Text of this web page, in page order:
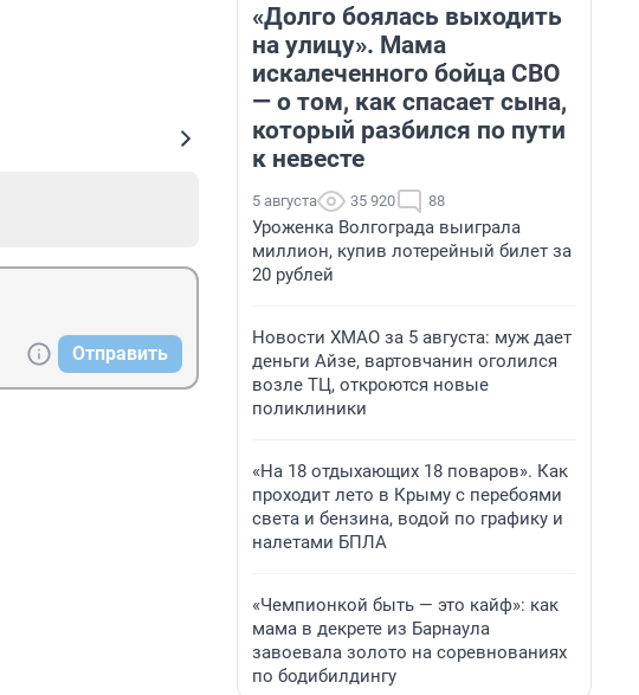
Отправить
«Долго боялась выходить
на улицу». Мама
искалеченного бойца СВО
— о том, как спасает сына,
который разбился по пути
к невесте
5 августа 35 920 88
Уроженка Волгограда выиграла
миллион, купив лотерейный билет за
20 рублей
Новости ХМАО за 5 августа: муж дает
деньги Айзе, вартовчанин оголился
возле ТЦ, откроются новые
поликлиники
«На 18 отдыхающих 18 поваров». Как
проходит лето в Крыму с перебоями
света и бензина, водой по графику и
налетами БПЛА
«Чемпионкой быть — это кайф»: как
мама в декрете из Барнаула
завоевала золото на соревнованиях
по бодибилдингу